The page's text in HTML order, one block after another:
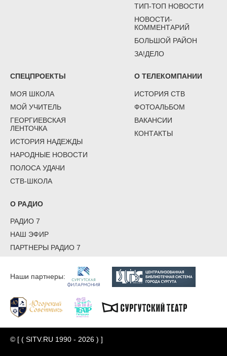
ТИП-ТОП НОВОСТИ
НОВОСТИ-
КОММЕНТАРИЙ
БОЛЬШОЙ РАЙОН
ЗА!ДЕЛО
СПЕЦПРОЕКТЫ
МОЯ ШКОЛА
МОЙ УЧИТЕЛЬ
ГЕОРГИЕВСКАЯ
ЛЕНТОЧКА
ИСТОРИЯ НАДЕЖДЫ
НАРОДНЫЕ НОВОСТИ
ПОЛОСА УДАЧИ
СТВ-ШКОЛА
О ТЕЛЕКОМПАНИИ
ИСТОРИЯ СТВ
ФОТОАЛЬБОМ
ВАКАНСИИ
КОНТАКТЫ
О РАДИО
РАДИО 7
НАШ ЭФИР
ПАРТНЕРЫ РАДИО 7
Наши партнеры:
© [ ( SITV.RU 1990 - 2026 ) ]